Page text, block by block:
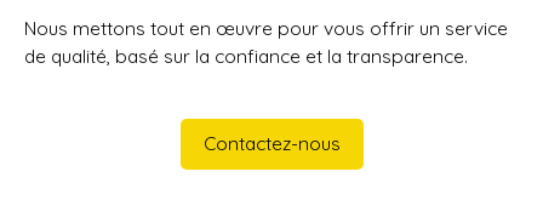
Nous mettons tout en œuvre pour vous offrir un service
de qualité, basé sur la confiance et la transparence.
Contactez-nous